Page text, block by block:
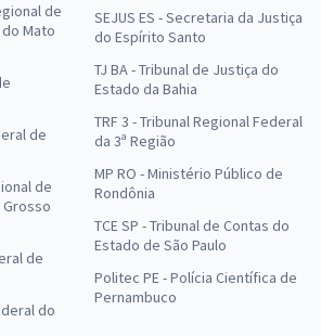
de
Mato
de
de
de
do
SEJUS ES - Secretaria da Justiça
do Espírito Santo
TJ BA - Tribunal de Justiça do
Estado da Bahia
TRF 3 - Tribunal Regional Federal
da 3ª Região
MP RO - Ministério Público de
Rondônia
TCE SP - Tribunal de Contas do
Estado de São Paulo
Politec PE - Polícia Científica de
Pernambuco